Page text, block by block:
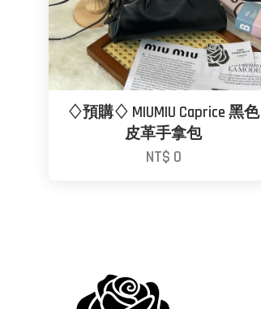
♢預購♢ MIUMIU Caprice 黑色
皮革手拿包
NT$ 0